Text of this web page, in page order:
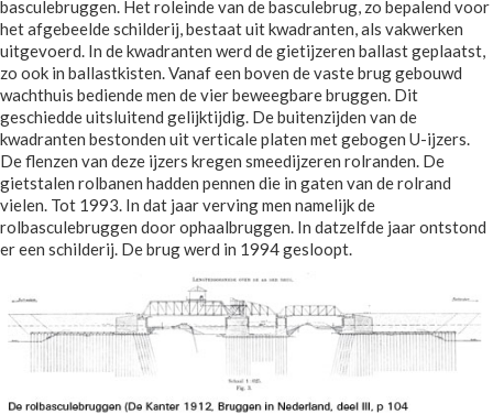
basculebruggen. Het roleinde van de basculebrug, zo bepalend voor
het afgebeelde schilderij, bestaat uit kwadranten, als vakwerken
uitgevoerd. In de kwadranten werd de gietijzeren ballast geplaatst,
zo ook in ballastkisten. Vanaf een boven de vaste brug gebouwd
wachthuis bediende men de vier beweegbare bruggen. Dit
geschiedde uitsluitend gelijktijdig. De buitenzijden van de
kwadranten bestonden uit verticale platen met gebogen U-ijzers.
De flenzen van deze ijzers kregen smeedijzeren rolranden. De
gietstalen rolbanen hadden pennen die in gaten van de rolrand
vielen. Tot 1993. In dat jaar verving men namelijk de
rolbasculebruggen door ophaalbruggen. In datzelfde jaar ontstond
er een schilderij. De brug werd in 1994 gesloopt.